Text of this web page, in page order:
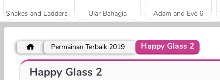
Snakes and Ladders Ular Bahagia Adam and Eve 6
Love Balls
Permainan Terbaik 2019 Happy Glass 2
Happy Glass 2